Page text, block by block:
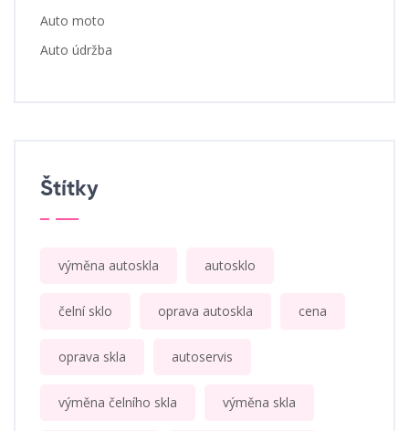
Auto moto
Auto údržba
Štítky
výměna autoskla autosklo
čelní sklo oprava autoskla cena
oprava skla autoservis
výměna čelního skla výměna skla